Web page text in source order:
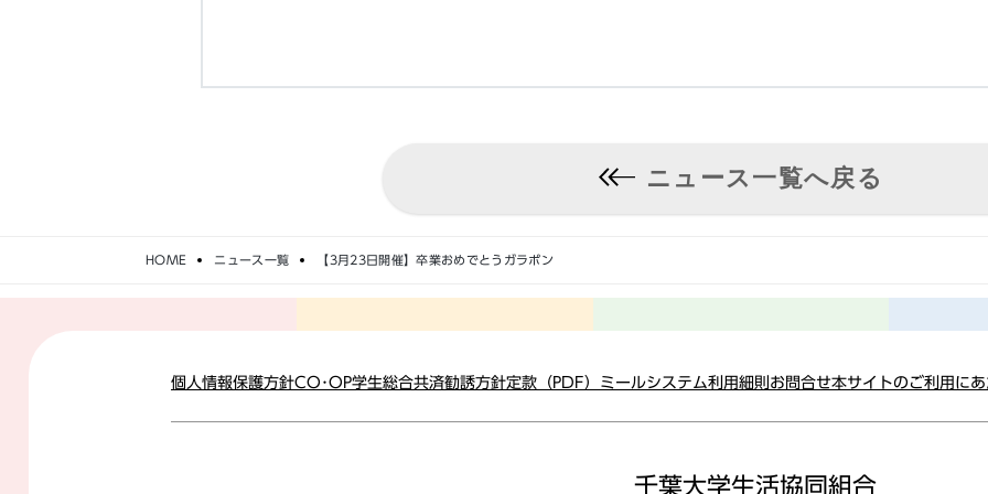
ニュース一覧へ戻る
HOME ニュース一覧 【3月23日開催】卒業おめでとうガラポン
個人情報保護方針CO･OP学生総合共済勧誘方針定款（PDF） ミールシステム利用細則 お問合せ本サイトのご利用に
千葉大学生活協同組合